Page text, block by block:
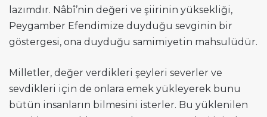
lazımdır. Nâbî’nin değeri ve şiirinin yüksekliği,
Peygamber Efendimize duyduğu sevginin bir
göstergesi, ona duyduğu samimiyetin mahsulüdür.
Milletler, değer verdikleri şeyleri severler ve
sevdikleri için de onlara emek yükleyerek bunu
bütün insanların bilmesini isterler. Bu yüklenilen